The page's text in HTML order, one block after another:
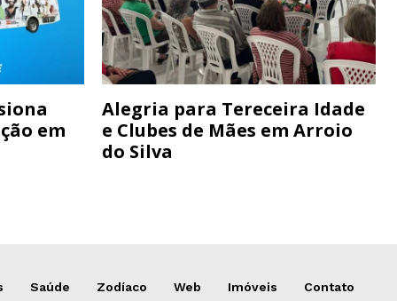
em
Alegria para Tereceira Idade
e Clubes de Mães em Arroio
do Silva
Saúde Zodíaco Web Imóveis Contato